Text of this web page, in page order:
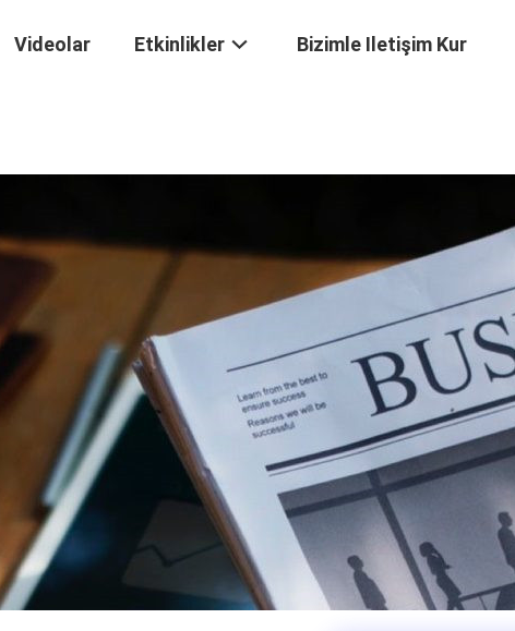
Videolar Etkinlikler Bizimle Iletişim Kur